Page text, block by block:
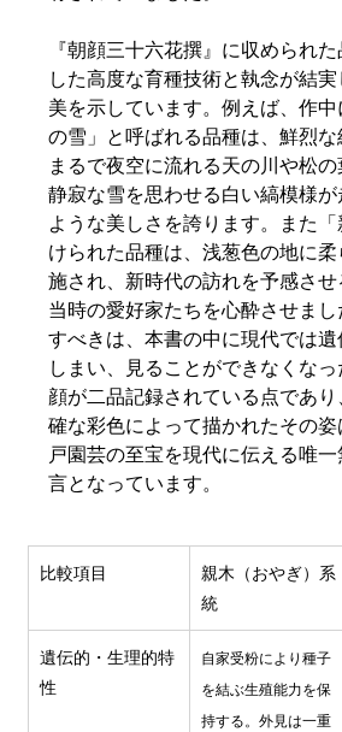
『朝顔三十六花撰』に収められ
した高度な育種技術と執念が結
美を示しています。例えば、作
の雪」と呼ばれる品種は、鮮烈な
まるで夜空に流れる天の川や松
静寂な雪を思わせる白い縞模様
ような美しさを誇ります。また
けられた品種は、浅葱色の地に
施され、新時代の訪れを予感さ
当時の愛好家たちを心酔させま
すべきは、本書の中に現代では
しまい、見ることができなくな
顔が二品記録されている点であ
確な彩色によって描かれたその
戸園芸の至宝を現代に伝える唯
言となっています。
比較項目
親木（おやぎ）系
統
遺伝的・生理的特
性
自家受粉により種子
を結ぶ生殖能力を保
持する。外見は一重